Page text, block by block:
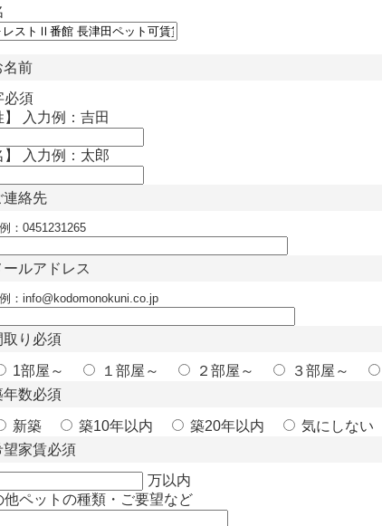
名前
必須
】 入力例：吉田
】 入力例：太郎
連絡先
：0451231265
ールアドレス
：info@kodomonokuni.co.jp
取り 必須
1部屋～ １部屋～ ２部屋～
３部屋～
年数必須
新築 築10年以内 築20年以内
気にしない
望家賃必須
万以内
他ペットの種類・ご要望など